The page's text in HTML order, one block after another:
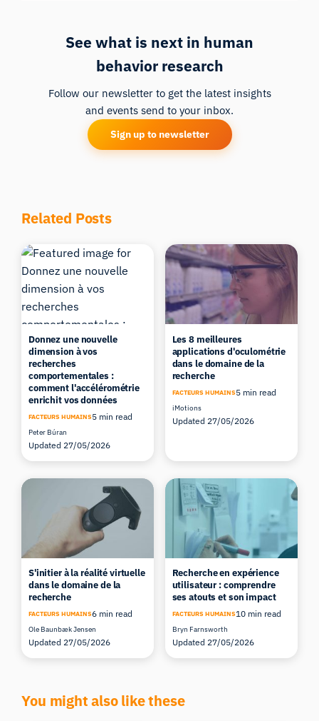
See what is next in human
behavior research
Follow our newsletter to get the latest insights
and events send to your inbox.
Sign up to newsletter
Related Posts
Donnez une nouvelle
dimension à vos
recherches
comportementales :
comment l'accélérométrie
enrichit vos données
FACTEURS HUMAINS5 min read
Peter Búran
Updated 27/05/2026
Les 8 meilleures
applications d'oculométrie
dans le domaine de la
recherche
FACTEURS HUMAINS5 min read
iMotions
Updated 27/05/2026
S'initier à la réalité virtuelle
dans le domaine de la
recherche
FACTEURS HUMAINS6 min read
Ole Baunbæk Jensen
Updated 27/05/2026
Recherche en expérience
utilisateur : comprendre
ses atouts et son impact
FACTEURS HUMAINS10 min read
Bryn Farnsworth
Updated 27/05/2026
You might also like these